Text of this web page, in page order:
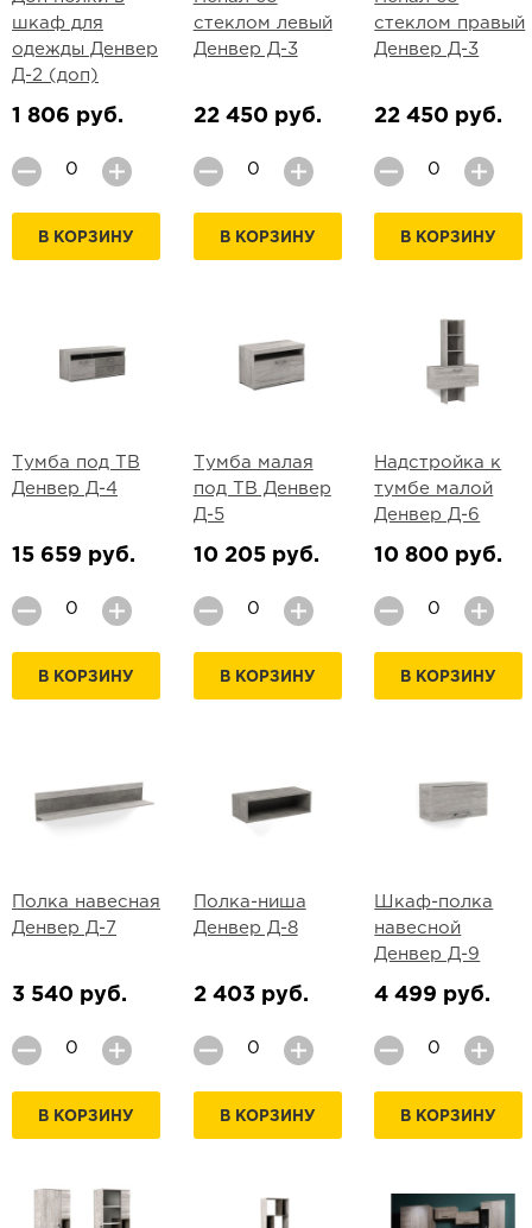
шкаф для
одежды Денвер
Д-2 (доп)
1 806 руб.
В КОРЗИНУ
стеклом левый
Денвер Д-3
22 450 руб.
В КОРЗИНУ
стеклом правый
Денвер Д-3
22 450 руб.
В КОРЗИНУ
Тумба под ТВ
Денвер Д-4
15 659 руб.
В КОРЗИНУ
Тумба малая
под ТВ Денвер
Д-5
10 205 руб.
В КОРЗИНУ
Надстройка к
тумбе малой
Денвер Д-6
10 800 руб.
В КОРЗИНУ
Полка навесная
Денвер Д-7
3 540 руб.
В КОРЗИНУ
Полка-ниша
Денвер Д-8
2 403 руб.
В КОРЗИНУ
Шкаф-полка
навесной
Денвер Д-9
4 499 руб.
В КОРЗИНУ